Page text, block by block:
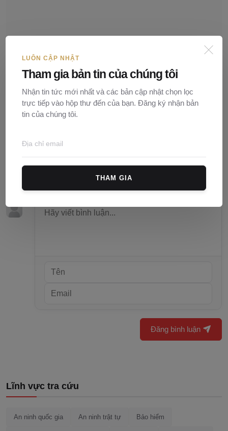
Mẫu thông báo niêm yết khai nhận di sản theo Di chúc
Đăng bình luận
Lĩnh vực tra cứu
An ninh quốc gia An ninh trật tự Bảo hiểm
LUÔN CẬP NHẬT
Tham gia bản tin của chúng tôi
Nhận tin tức mới nhất và các bản cập nhật chọn lọc
trực tiếp vào hộp thư đến của bạn. Đăng ký nhận bản
tin của chúng tôi.
THAM GIA